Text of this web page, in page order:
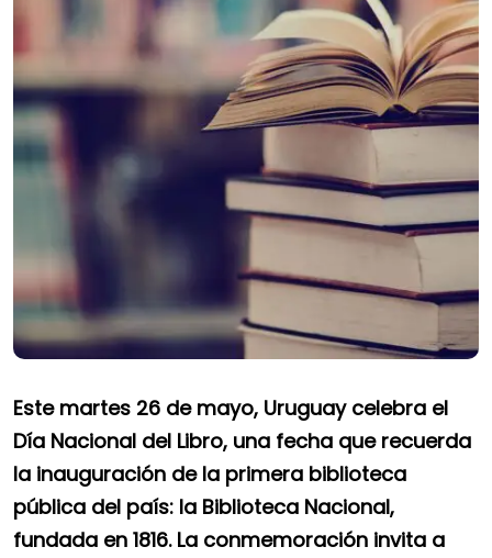
Este martes 26 de mayo, Uruguay celebra el
Día Nacional del Libro, una fecha que recuerda
la inauguración de la primera biblioteca
pública del país: la Biblioteca Nacional,
fundada en 1816. La conmemoración invita a